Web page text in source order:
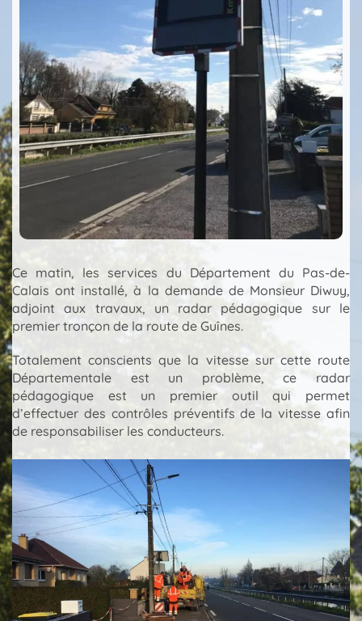
Ce matin, les services du Département du Pas-de-
Calais ont installé, à la demande de Monsieur Diwuy,
adjoint aux travaux, un radar pédagogique sur le
premier tronçon de la route de Guînes.
Totalement conscients que la vitesse sur cette route
Départementale est un problème, ce radar
pédagogique est un premier outil qui permet
d’effectuer des contrôles préventifs de la vitesse afin
de responsabiliser les conducteurs.